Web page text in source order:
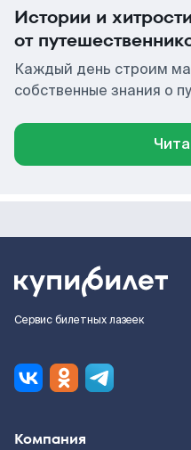
Истории и хитрости
от
Каждый день строим
собственные знания о
Сервис билетных лазеек
Компания